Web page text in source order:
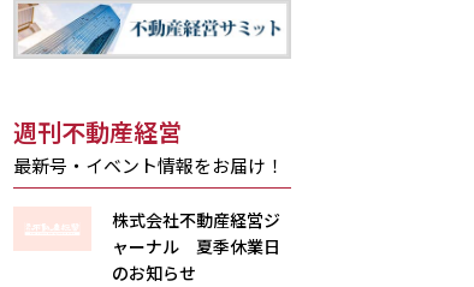
週刊不動産経営
最新号・イベント情報をお届け！
株式会社不動産経営ジ
ャーナル 夏季休業日
のお知らせ